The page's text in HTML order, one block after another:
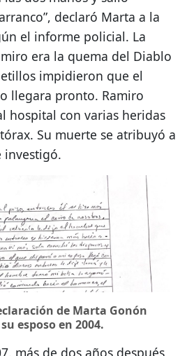
declaró Marta a la
el informe policial. La
era la quema del Diablo
impidieron que el
llegara pronto. Ramiro
hospital con varias heridas
Su muerte se atribuyó a
investigó.
de Marta Gonón
esposo en 2004.
más de dos años después